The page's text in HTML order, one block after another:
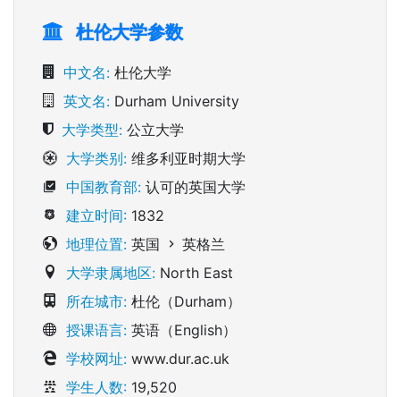
杜伦大学参数
中文名: 杜伦大学
英文名: Durham University
大学类型: 公立大学
大学类别: 维多利亚时期大学
中国教育部: 认可的英国大学
建立时间: 1832
地理位置: 英国
英格兰
大学隶属地区: North East
所在城市: 杜伦（Durham）
授课语言: 英语（English）
学校网址: www.dur.ac.uk
学生人数: 19,520